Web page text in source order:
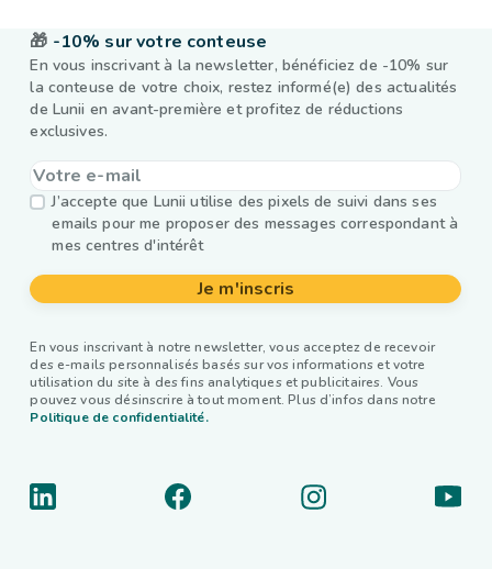
🎁 -10% sur votre conteuse
En vous inscrivant à la newsletter, bénéficiez de -10% sur
la conteuse de votre choix, restez informé(e) des actualités
de Lunii en avant-première et profitez de réductions
exclusives.
J’accepte que Lunii utilise des pixels de suivi dans ses
emails pour me proposer des messages correspondant à
mes centres d'intérêt
Je m'inscris
En vous inscrivant à notre newsletter, vous acceptez de recevoir
des e-mails personnalisés basés sur vos informations et votre
utilisation du site à des fins analytiques et publicitaires. Vous
pouvez vous désinscrire à tout moment. Plus d’infos dans notre
Politique de confidentialité.